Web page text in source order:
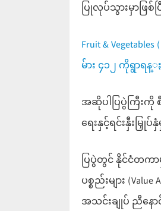
ပြုလုပ်သွားမှာဖြစ်
Fruit &
မ်ား ၄၁၂ ကိုရွာရန္ႏွိ
အဆိုပါပြပွဲကြီးကို
ရေးနှင့်ရင်းနှီးမြှု
ပြပွဲတွင် နိုင်ငံတက
ပစ္စည်းများ
အသင်းချုပ် ညီနေ